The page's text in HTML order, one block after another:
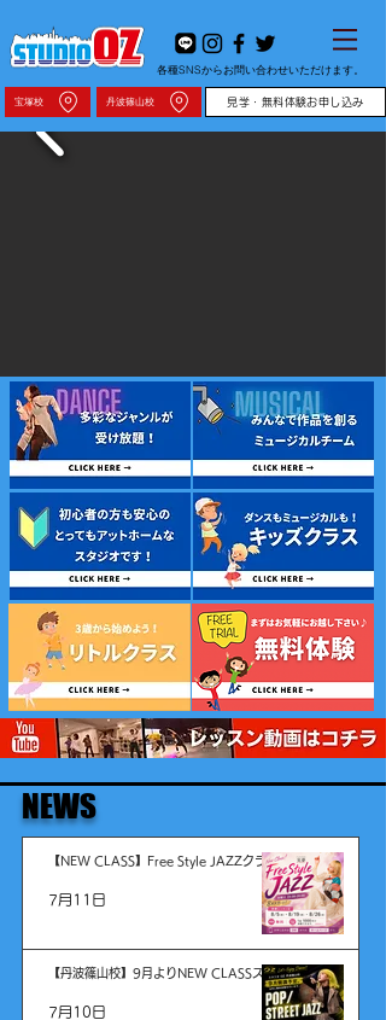
各種SNSからお問い合わせいただけます。
宝塚校 丹波篠山校 見学・無料体験お申し込み
NEWS
【NEW CLASS】Free Style JAZZクラス
7月11日
【丹波篠山校】9月よりNEW CLASSスタ
7月10日